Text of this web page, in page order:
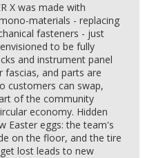
X was made with
materials - replacing
fasteners - just
to be fully
and instrument panel
fascias, and parts are
customers can swap,
of the community
economy. Hidden
Easter eggs: the team's
on the floor, and the tire
lost leads to new